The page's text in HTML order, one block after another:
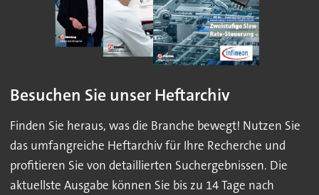
Besuchen Sie unser Heftarchiv
Finden Sie heraus, was die Branche bewegt! Nutzen Sie
das umfangreiche Heftarchiv für Ihre Recherche und
profitieren Sie von detaillierten Suchergebnissen. Die
aktuellste Ausgabe können Sie bis zu 14 Tage nach